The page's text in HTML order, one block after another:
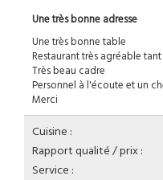
Une très bonne adresse
Une très bonne table
Restaurant très agréable
Très beau cadre
Personnel à l'écoute et un
Merci
Cuisine :
Rapport qualité / prix :
Service :